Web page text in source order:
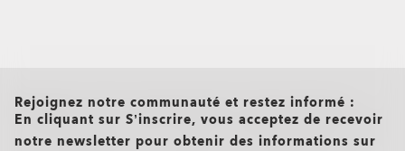
Rejoignez notre communauté et restez informé :
En cliquant sur S’inscrire, vous acceptez de recevoir
notre newsletter pour obtenir des informations sur